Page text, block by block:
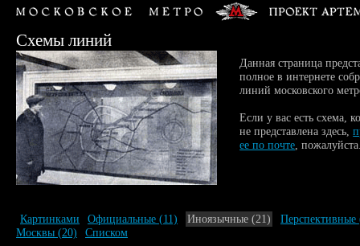
Схемы линий
Данная страница
полное в интернете
линий московского
Если у вас есть схема,
не представлена здесь,
ее по почте ,
Картинками Официальные (11) Иноязычные (21) Перспективные
Москвы (20) Списком